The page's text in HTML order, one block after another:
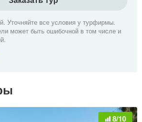
Уточняйте все условия у турфирмы.
может быть ошибочной в том числе и
8/10